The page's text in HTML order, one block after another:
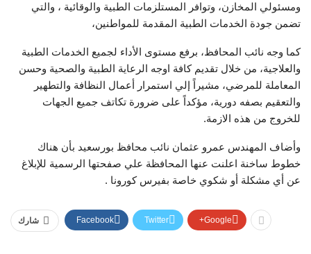
ومسئولي المخازن، وتوافر المستلزمات الطبية والوقائية ، والتي
تضمن جودة الخدمات الطبية المقدمة للمواطنين،
كما وجه نائب المحافظ، برفع مستوى الأداء لجميع الخدمات الطبية
والعلاجية، من خلال تقديم كافة اوجه الرعاية الطبية والصحية وحسن
المعاملة للمرضي، مشيراً إلي استمرار أعمال النظافة والتطهير
والتعقيم بصفه دورية، مؤكداً على ضرورة تكاتف جميع الجهات
للخروج من هذه الازمة.
وأضاف المهندس عمرو عثمان نائب محافظ بورسعيد بأن هناك
خطوط ساخنة اعلنت عنها المحافظة علي صفحتها الرسمية للإبلاغ
عن أي مشكلة أو شكوي خاصة بفيرس كورونا .
شارك Facebook Twitter Google+